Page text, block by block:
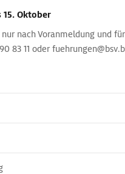
15. Oktober
nur nach Voranmeldung und
83 11 oder